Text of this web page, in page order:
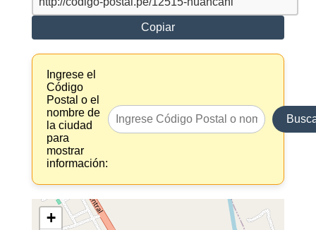
Copiar
Ingrese el
Código
Postal o el
nombre de
la ciudad
para
mostrar
información:
+